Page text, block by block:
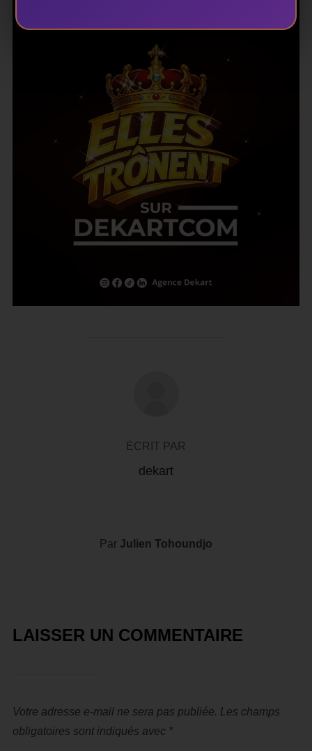
ÉCRIT PAR
dekart
Par Julien Tohoundjo
LAISSER UN COMMENTAIRE
Votre adresse e-mail ne sera pas publiée. Les champs
obligatoires sont indiqués avec *